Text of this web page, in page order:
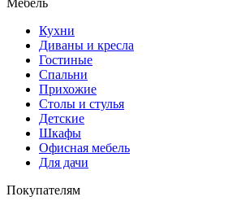
Кухни
Диваны и кресла
Гостиные
Спальни
Прихожие
Столы и стулья
Детские
Шкафы
Офисная мебель
Для дачи
Покупателям